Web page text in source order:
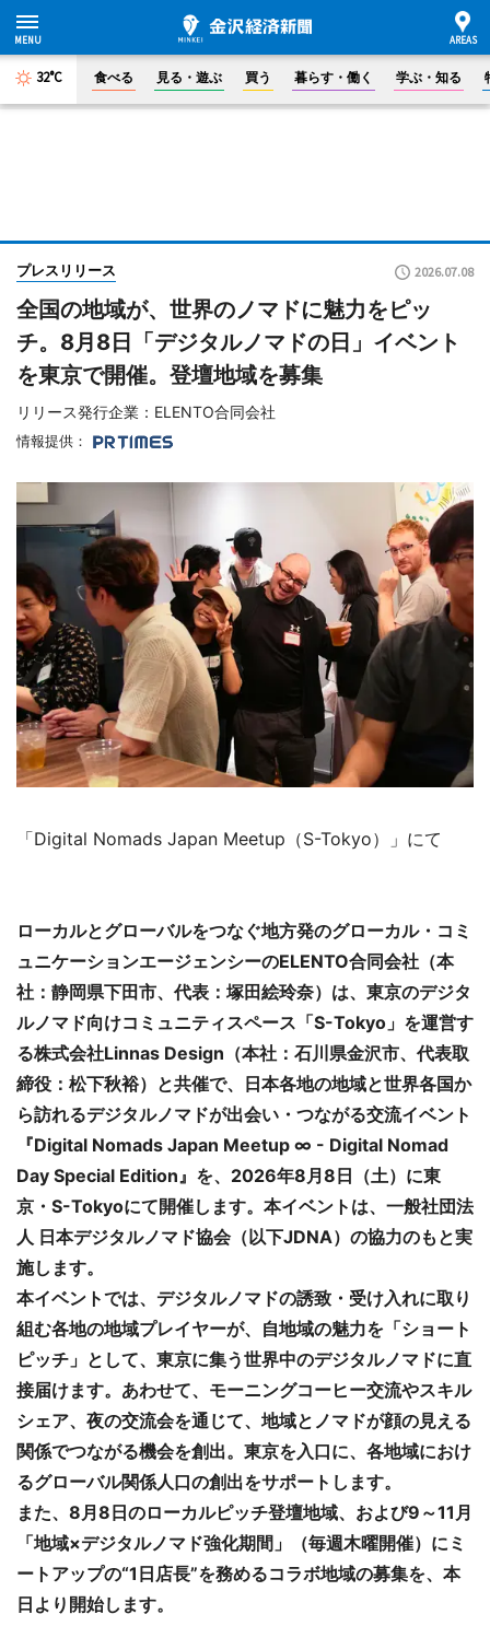
32°C 食べる 見る・遊ぶ 買う 暮らす・働く 学ぶ・知る
プレスリリース 2026.07.08
全国の地域が、世界のノマドに魅力をピッ
チ。8月8日「デジタルノマドの日」イベント
を東京で開催。登壇地域を募集
リリース発行企業：ELENTO合同会社
情報提供：
「Digital Nomads Japan Meetup（S-Tokyo）」にて
ローカルとグローバルをつなぐ地方発のグローカル・コミ
ュニケーションエージェンシーのELENTO合同会社（本
社：静岡県下田市、代表：塚田絵玲奈）は、東京のデジタ
ルノマド向けコミュニティスペース「S-Tokyo」を運営す
る株式会社Linnas Design（本社：石川県金沢市、代表取
締役：松下秋裕）と共催で、日本各地の地域と世界各国か
ら訪れるデジタルノマドが出会い・つながる交流イベント
『Digital Nomads Japan Meetup ∞ - Digital Nomad
Day Special Edition』を、2026年8月8日（土）に東
京・S-Tokyoにて開催します。本イベントは、一般社団法
人 日本デジタルノマド協会（以下JDNA）の協力のもと実
施します。
本イベントでは、デジタルノマドの誘致・受け入れに取り
組む各地の地域プレイヤーが、自地域の魅力を「ショート
ピッチ」として、東京に集う世界中のデジタルノマドに直
接届けます。あわせて、モーニングコーヒー交流やスキル
シェア、夜の交流会を通じて、地域とノマドが顔の見える
関係でつながる機会を創出。東京を入口に、各地域におけ
るグローバル関係人口の創出をサポートします。
また、8月8日のローカルピッチ登壇地域、および9～11月
「地域×デジタルノマド強化期間」（毎週木曜開催）にミ
ートアップの“1日店長”を務めるコラボ地域の募集を、本
日より開始します。